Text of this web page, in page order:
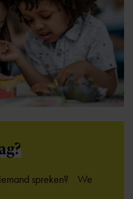
spreken? We